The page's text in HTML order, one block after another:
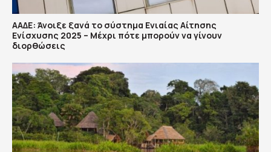
ΑΑΔΕ: Άνοιξε ξανά το σύστημα Ενιαίας Αίτησης
Ενίσχυσης 2025 – Μέχρι πότε μπορούν να γίνουν
διορθώσεις